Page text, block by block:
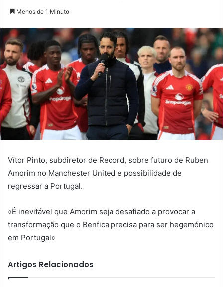
Menos de 1 Minuto
Vítor Pinto, subdiretor de Record, sobre futuro de Ruben
Amorim no Manchester United e possibilidade de
regressar a Portugal.
«É inevitável que Amorim seja desafiado a provocar a
transformação que o Benfica precisa para ser hegemónico
em Portugal»
Artigos Relacionados